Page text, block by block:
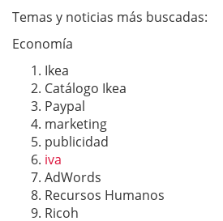
Temas y noticias más buscadas:
Economía
Ikea
Catálogo Ikea
Paypal
marketing
publicidad
iva
AdWords
Recursos Humanos
Ricoh